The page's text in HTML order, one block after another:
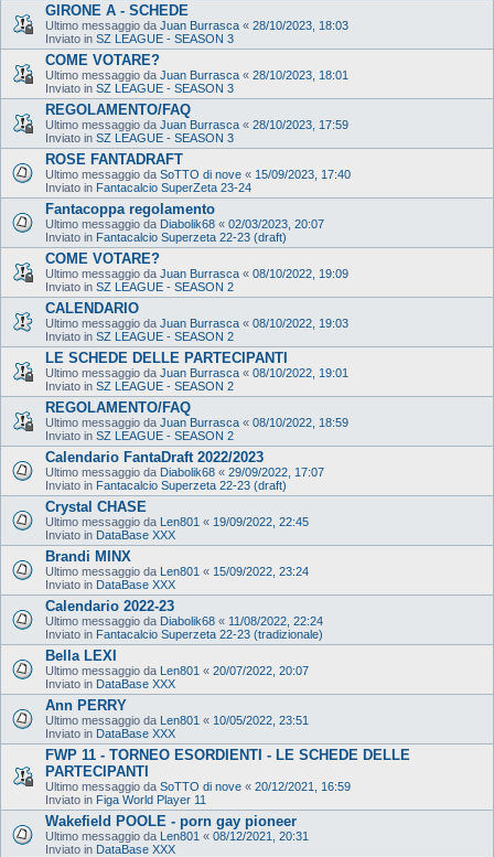
GIRONE A - SCHEDE
Ultimo messaggio da Juan Burrasca « 28/10/2023, 18:03
Inviato in SZ LEAGUE - SEASON 3
COME VOTARE?
Ultimo messaggio da Juan Burrasca « 28/10/2023, 18:01
Inviato in SZ LEAGUE - SEASON 3
REGOLAMENTO/FAQ
Ultimo messaggio da Juan Burrasca « 28/10/2023, 17:59
Inviato in SZ LEAGUE - SEASON 3
ROSE FANTADRAFT
Ultimo messaggio da SoTTO di nove « 15/09/2023, 17:40
Inviato in Fantacalcio SuperZeta 23-24
Fantacoppa regolamento
Ultimo messaggio da Diabolik68 « 02/03/2023, 20:07
Inviato in Fantacalcio Superzeta 22-23 (draft)
COME VOTARE?
Ultimo messaggio da Juan Burrasca « 08/10/2022, 19:09
Inviato in SZ LEAGUE - SEASON 2
CALENDARIO
Ultimo messaggio da Juan Burrasca « 08/10/2022, 19:03
Inviato in SZ LEAGUE - SEASON 2
LE SCHEDE DELLE PARTECIPANTI
Ultimo messaggio da Juan Burrasca « 08/10/2022, 19:01
Inviato in SZ LEAGUE - SEASON 2
REGOLAMENTO/FAQ
Ultimo messaggio da Juan Burrasca « 08/10/2022, 18:59
Inviato in SZ LEAGUE - SEASON 2
Calendario FantaDraft 2022/2023
Ultimo messaggio da Diabolik68 « 29/09/2022, 17:07
Inviato in Fantacalcio Superzeta 22-23 (draft)
Crystal CHASE
Ultimo messaggio da Len801 « 19/09/2022, 22:45
Inviato in DataBase XXX
Brandi MINX
Ultimo messaggio da Len801 « 15/09/2022, 23:24
Inviato in DataBase XXX
Calendario 2022-23
Ultimo messaggio da Diabolik68 « 11/08/2022, 22:24
Inviato in Fantacalcio Superzeta 22-23 (tradizionale)
Bella LEXI
Ultimo messaggio da Len801 « 20/07/2022, 20:07
Inviato in DataBase XXX
Ann PERRY
Ultimo messaggio da Len801 « 10/05/2022, 23:51
Inviato in DataBase XXX
FWP 11 - TORNEO ESORDIENTI - LE SCHEDE DELLE
PARTECIPANTI
Ultimo messaggio da SoTTO di nove « 20/12/2021, 16:59
Inviato in Figa World Player 11
Wakefield POOLE - porn gay pioneer
Ultimo messaggio da Len801 « 08/12/2021, 20:31
Inviato in DataBase XXX